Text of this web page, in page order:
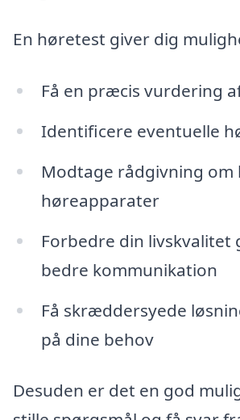
En høretest giver dig
Få en præcis vurdering
Identificere eventuelle
Modtage rådgivning om
høreapparater
Forbedre din livskvalitet
bedre kommunikation
Få skræddersyede
på dine behov
Desuden er det en god